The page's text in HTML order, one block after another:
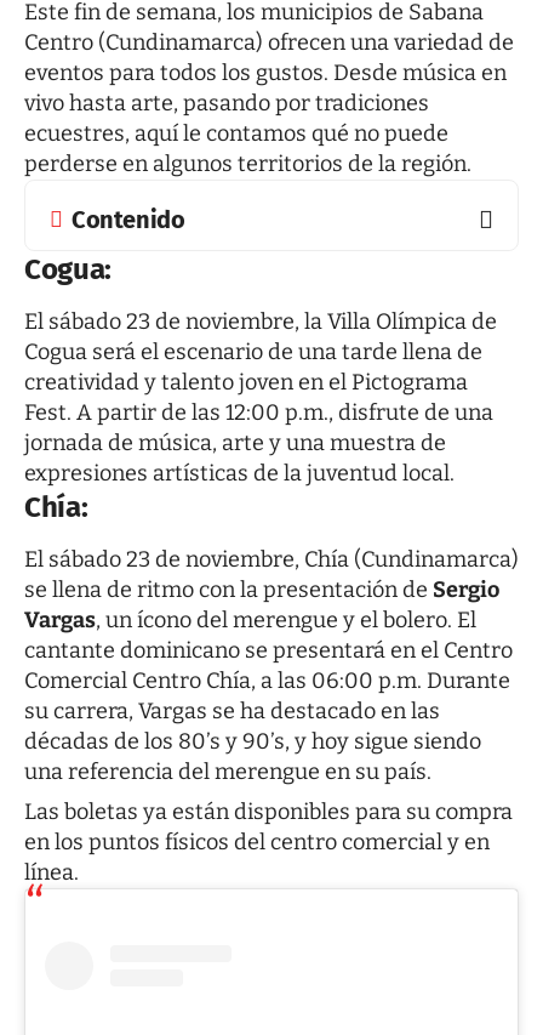
Este fin de semana, los municipios de Sabana
Centro (Cundinamarca) ofrecen una variedad de
eventos para todos los gustos. Desde música en
vivo hasta arte, pasando por tradiciones
ecuestres, aquí le contamos qué no puede
perderse en algunos territorios de la región.
Contenido
Cogua:
El sábado 23 de noviembre, la Villa Olímpica de
Cogua será el escenario de una tarde llena de
creatividad y talento joven en el Pictograma
Fest. A partir de las 12:00 p.m., disfrute de una
jornada de música, arte y una muestra de
expresiones artísticas de la juventud local.
Chía:
El sábado 23 de noviembre, Chía (Cundinamarca)
se llena de ritmo con la presentación de Sergio
Vargas, un ícono del merengue y el bolero. El
cantante dominicano se presentará en el Centro
Comercial Centro Chía, a las 06:00 p.m. Durante
su carrera, Vargas se ha destacado en las
décadas de los 80’s y 90’s, y hoy sigue siendo
una referencia del merengue en su país.
Las boletas ya están disponibles para su compra
en los puntos físicos del centro comercial y en
línea.